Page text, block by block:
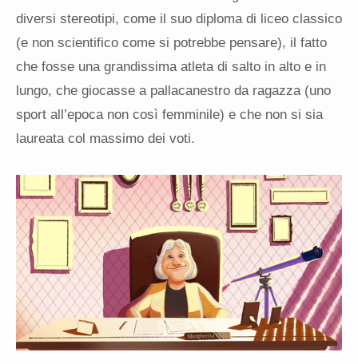
diversi stereotipi, come il suo diploma di liceo classico
(e non scientifico come si potrebbe pensare), il fatto
che fosse una grandissima atleta di salto in alto e in
lungo, che giocasse a pallacanestro da ragazza (uno
sport all’epoca non così femminile) e che non si sia
laureata col massimo dei voti.